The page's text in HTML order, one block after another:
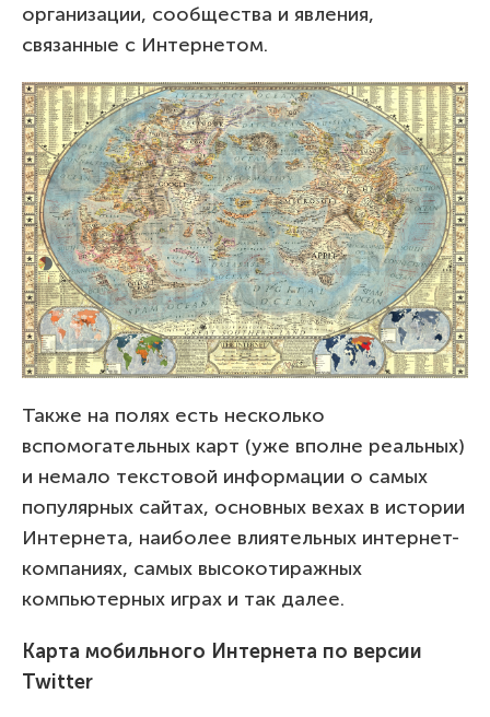
организации, сообщества и явления,
связанные с Интернетом.
Также на полях есть несколько
вспомогательных карт (уже вполне реальных)
и немало текстовой информации о самых
популярных сайтах, основных вехах в истории
Интернета, наиболее влиятельных интернет-
компаниях, самых высокотиражных
компьютерных играх и так далее.
Карта мобильного Интернета по версии
Twitter